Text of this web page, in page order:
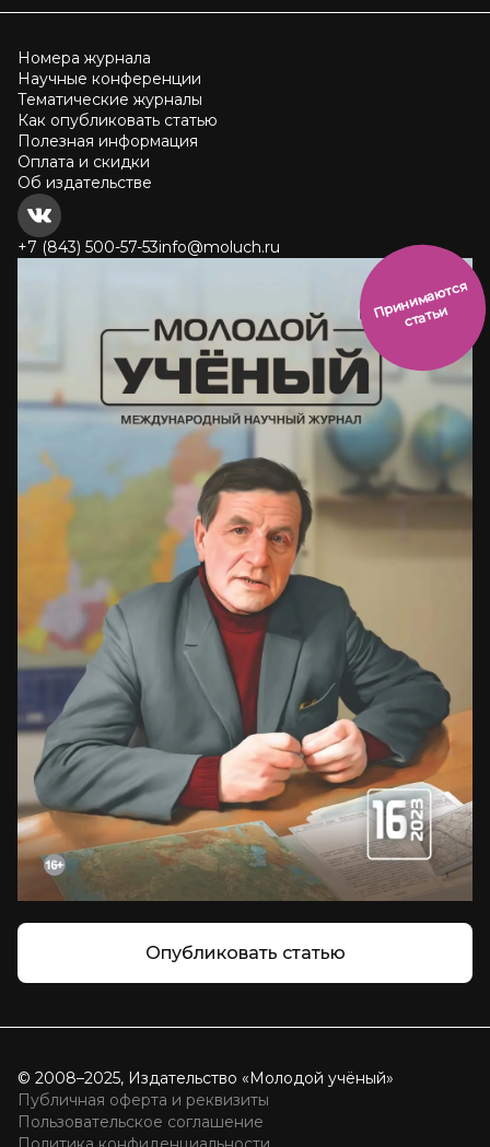
Номера журнала
Научные конференции
Тематические журналы
Как опубликовать статью
Полезная информация
Оплата и скидки
Об издательстве
+7 (843) 500-57-53info@moluch.ru
П
р
и
н
и
м
а
ют
с
я
ст
ать
и
Опубликовать статью
© 2008–2025, Издательство «Молодой учёный»
Публичная оферта и реквизиты
Пользовательское соглашение